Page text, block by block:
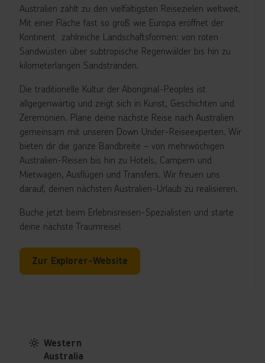
Australien zählt zu den vielfältigsten Reisezielen weltweit.
Mit einer Fläche fast so groß wie Europa eröffnet der
Kontinent zahlreiche Landschaftsformen: von roten
Sandwüsten über subtropische Regenwälder bis hin zu
kilometerlangen Sandstränden.
Die traditionelle Kultur der Aboriginal-Peoples ist
allgegenwärtig und zeigt sich in Kunst, Geschichten und
Zeremonien. Plane deine nächste Reise nach Australien
gemeinsam mit unseren Down Under-Reiseexperten. Wir
bieten dir die ganze Bandbreite – von mehrwöchigen
Australien-Reisen bis hin zu Hotels, Campern und
Mietwagen, Ausflügen und Transfers. Wir freuen uns
darauf, deinen nächsten Australien-Urlaub zu realisieren.
Buche jetzt beim Erlebnisreisen-Spezialisten und starte
deine nächste Traumreise!
Zur Explorer-Website
Western
Australia